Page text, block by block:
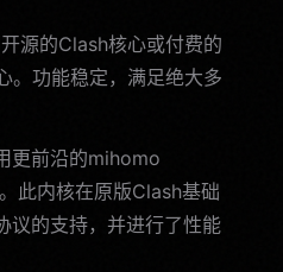
源的Clash核心或付费的
。功能稳定，满足绝大多
更前沿的mihomo
此内核在原版Clash基础
议的支持，并进行了性能